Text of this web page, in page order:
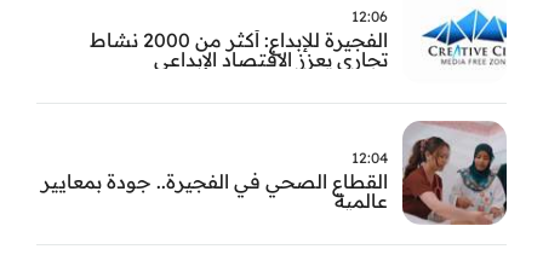
12:06
الفجيرة للإبداع: أكثر من 2000 نشاط
تجاري يعزز الاقتصاد الإبداعي
12:04
القطاع الصحي في الفجيرة.. جودة بمعايير
عالمية